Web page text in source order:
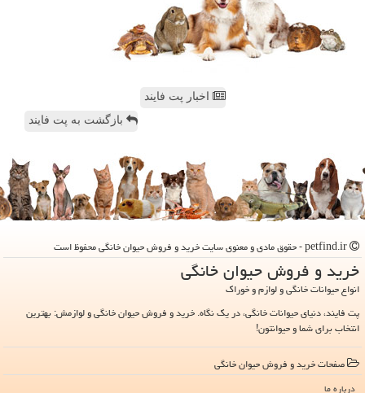
اخبار پت فایند
بازگشت به پت فایند
خرید و فروش حیوان خانگی
انواع حیوانات خانگی و لوازم و خوراک
پت فایند، دنیای حیوانات خانگی، در یک نگاه. خرید و فروش حیوان خانگی و لوازمش: بهترین
انتخاب برای شما و حیوانتون!
صفحات خرید و فروش حیوان خانگی
درباره ما